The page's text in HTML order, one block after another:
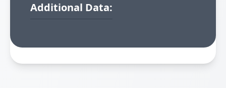
Additional Data: